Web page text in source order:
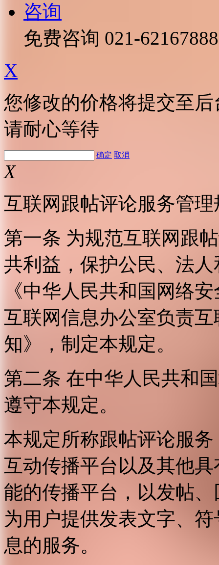
咨询
免费咨询 021-62167888
X
您修改的价格将提交至
请耐心等待
确定 取消
X
互联网跟帖评论服务管理
第一条 为规范互联网跟
共利益，保护公民、法
《中华人民共和国网络
互联网信息办公室负责
知》，制定本规定。
第二条 在中华人民共和
遵守本规定。
本规定所称跟帖评论服
互动传播平台以及其他
能的传播平台，以发帖
为用户提供发表文字、
息的服务。